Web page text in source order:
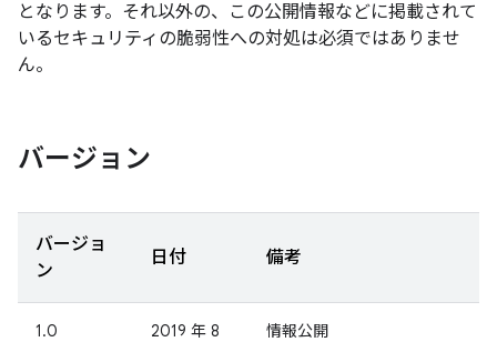
となります。それ以外の、この公開情報などに掲載されて
いるセキュリティの脆弱性への対処は必須ではありませ
ん。
バージョン
バージョ
ン
日付 備考
1.0
2019 年 8
情報公開